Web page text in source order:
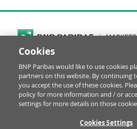
Cookies Settings
© BNP Paribas Produits de
RéclamationGlossaireMentions
Informations financières
Notice Protection des Données
Cookies
BNP Paribas would like to use cookies
partners on this website. By continuing
you accept the use of these cookies.
policy for more information and / or
settings for more details on those
Cookies Settings